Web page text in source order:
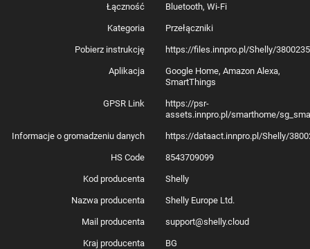
Łączność Bluetooth, Wi-Fi
Kategoria Przełączniki
Pobierz instrukcję https://files.innpro.pl/Shelly/
Aplikacja
Google Home, Amazon Alexa,
SmartThings
GPSR Link
https://psr-
assets.innpro.pl/smarthome/
Informacje o gromadzeniu danych https://dataact.innpro.pl/Shelly/
HS Code 8543709099
Kod producenta Shelly
Nazwa producenta Shelly Europe Ltd.
Mail producenta support@shelly.cloud
Kraj producenta BG